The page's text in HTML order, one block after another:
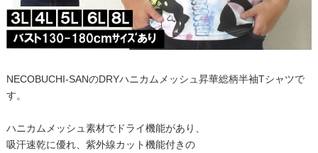
NECOBUCHI-SANのDRYハニカムメッシュ昇華総柄半袖Tシャツで
す。
ハニカムメッシュ素材でドライ機能があり、
吸汗速乾に優れ、紫外線カット機能付きの